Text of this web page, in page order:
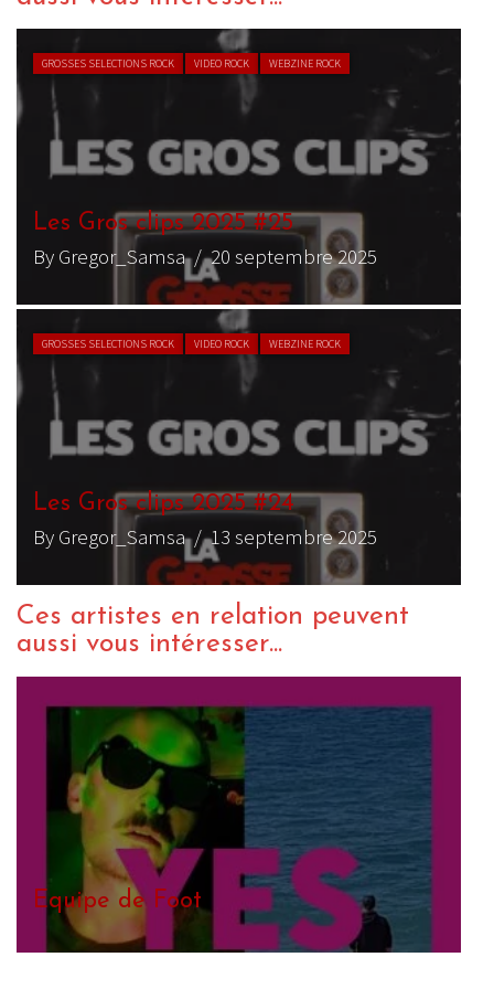
GROSSES SELECTIONS ROCK VIDEO ROCK WEBZINE ROCK
Les Gros clips 2025 #25
By Gregor_Samsa/ 20 septembre 2025
GROSSES SELECTIONS ROCK VIDEO ROCK WEBZINE ROCK
Les Gros clips 2025 #24
By Gregor_Samsa/ 13 septembre 2025
Ces artistes en relation peuvent
aussi vous intéresser...
Stade